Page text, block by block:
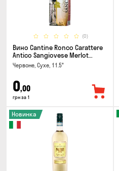
(0)
Вино Cantine Ronco Carattere
Antico Sangiovese Merlot
Rubicone IGT 1л
Червоне, Сухе, 11.5°
0,00
грн за 1
Новинка